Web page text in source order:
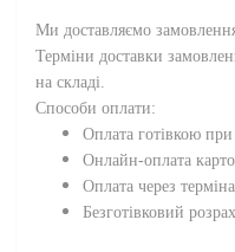
Ми доставляємо
Терміни доставки
на складі.
Способи оплати:
Оплата готівкою
Онлайн-оплата
Оплата через
Безготівковий